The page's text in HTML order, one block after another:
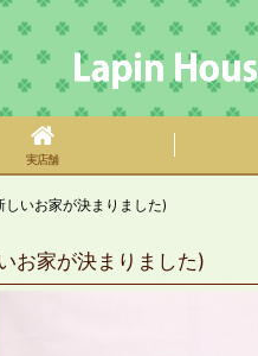
実店舗
いお家が決まりました)
家が決まりました)